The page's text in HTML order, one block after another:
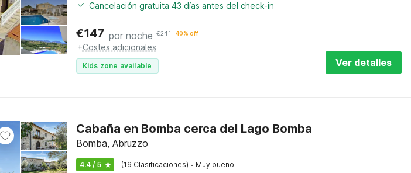
Cancelación gratuita 43 días antes del check-in
€147 por noche €241 40% off
+Costes adicionales
Kids zone available Ver detalles
Cabaña en Bomba cerca del Lago Bomba
Bomba, Abruzzo
4.4 / 5 (19 Clasificaciones) · Muy bueno